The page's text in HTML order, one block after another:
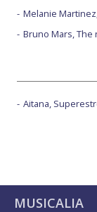
Melanie
Bruno Mars, The
Aitana,
MUSICALIA